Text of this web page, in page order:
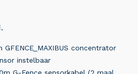
concentrator
instelbaar